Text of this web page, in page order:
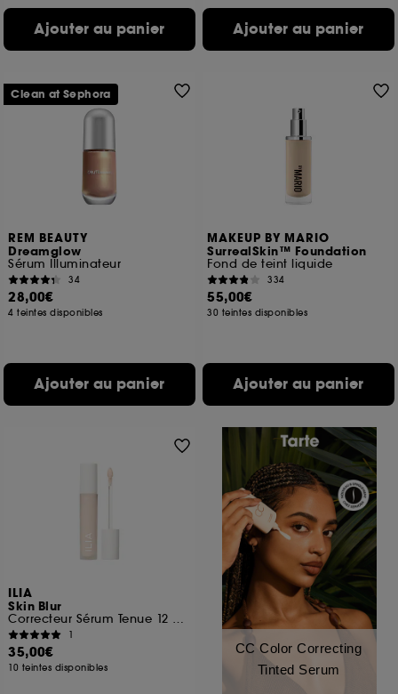
Ajouter au panier Ajouter au panier
REM BEAUTY
Dreamglow
Sérum Illuminateur
34
28,00€
4 teintes disponibles
Ajouter au panier
Clean at Sephora
MAKEUP BY MARIO
SurrealSkin™ Foundation
Fond de teint liquide
334
55,00€
30 teintes disponibles
Ajouter au panier
ILIA
Skin Blur
Correcteur Sérum Tenue 12 heures
1
35,00€
10 teintes disponibles
CC Color Correcting
Tinted Serum